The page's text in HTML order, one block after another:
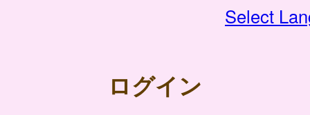
Select
ログイン